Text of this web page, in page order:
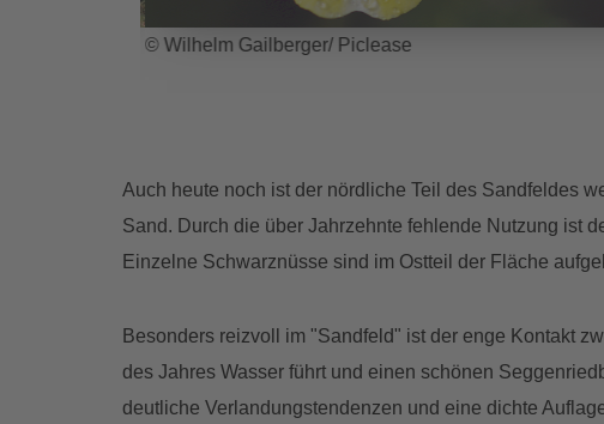
© Wilhelm Gailberger/ Piclease
Auch heute noch ist der nördliche Teil des Sandfeldes
Sand. Durch die über Jahrzehnte fehlende Nutzung ist
Einzelne Schwarznüsse sind im Ostteil der Fläche
Besonders reizvoll im "Sandfeld" ist der enge Kontakt
des Jahres Wasser führt und einen schönen
deutliche Verlandungstendenzen und eine dichte